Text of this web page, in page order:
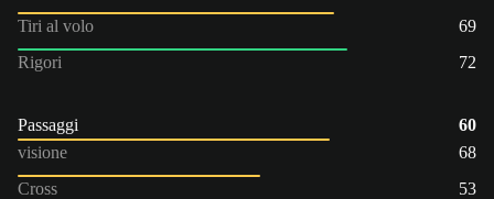
Tiri al volo
69
Rigori
72
Passaggi
60
visione
68
Cross
53